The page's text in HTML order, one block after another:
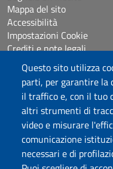
Questo sito utilizza
parti, per garantire la
il traffico e, con il tuo
altri strumenti di
video e misurare
comunicazione
necessari e di
Università degli Studi di
Piazza Università 21,
Mappa del sito
Accessibilità
Impostazioni Cookie
Crediti e note legali
Seguici su
Chatta con noi